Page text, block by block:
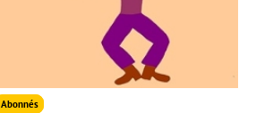
Abonnés